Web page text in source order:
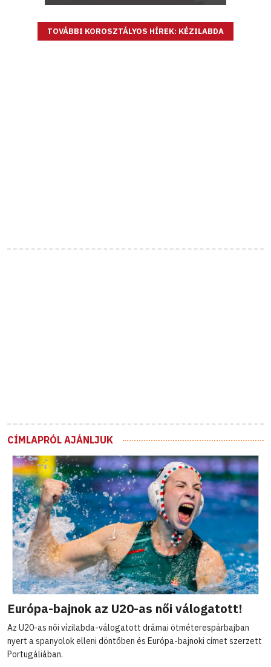
TOVÁBBI KOROSZTÁLYOS HÍREK: KÉZILABDA
CÍMLAPRÓL AJÁNLJUK
Európa-bajnok az U20-as női válogatott!
Az U20-as női vízilabda-válogatott drámai ötméterespárbajban
nyert a spanyolok elleni döntőben és Európa-bajnoki címet szerzett
Portugáliában.